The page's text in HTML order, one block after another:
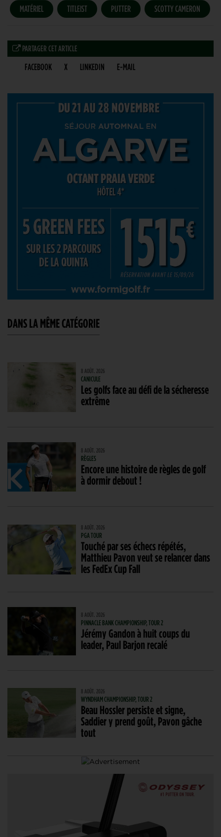
MATÉRIEL TITLEIST PUTTER SCOTTY CAMERON
PARTAGER CET ARTICLE
FACEBOOK X LINKEDIN E-MAIL
DANS LA MÊME CATÉGORIE
8 AOÛT. 2026
CANICULE
Les golfs face au défi de la sécheresse
extrême
8 AOÛT. 2026
RÈGLES
Encore une histoire de règles de golf
à dormir debout !
8 AOÛT. 2026
PGA TOUR
Touché par ses échecs répétés,
Matthieu Pavon veut se relancer dans
les FedEx Cup Fall
8 AOÛT. 2026
PINNACLE BANK CHAMPIONSHIP, TOUR 2
Jérémy Gandon à huit coups du
leader, Paul Barjon recalé
8 AOÛT. 2026
WYNDHAM CHAMPIONSHIP, TOUR 2
Beau Hossler persiste et signe,
Saddier y prend goût, Pavon gâche
tout